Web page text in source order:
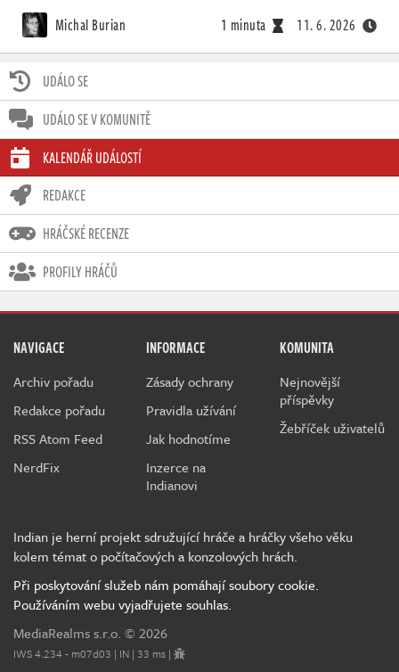
UDÁLO SE
UDÁLO SE V KOMUNITĚ
KALENDÁŘ UDÁLOSTÍ
REDAKCE
HRÁČSKÉ RECENZE
PROFILY HRÁČŮ
Michal Burian 1 minuta 11. 6. 2026
NAVIGACE
Archiv pořadu
Redakce pořadu
RSS Atom Feed
NerdFix
INFORMACE
Zásady ochrany
Pravidla užívání
Jak hodnotíme
Inzerce na
Indianovi
KOMUNITA
Nejnovější
příspěvky
Žebříček uživatelů
Indian je herní projekt sdružující hráče a hráčky všeho věku
kolem témat o počítačových a konzolových hrách.
Při poskytování služeb nám pomáhají soubory cookie.
Používáním webu vyjadřujete souhlas.
MediaRealms s.r.o. © 2026
IWS 4.234 - m07d03 | IN | 33 ms |